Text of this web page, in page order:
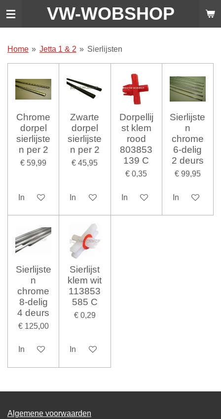
Ga
de
VW-WOBSHOP
Home » Jetta 1 & 2 » Sierlijsten
Chrome
dorpel
sierlijste
n per 2
€ 59,99
In winkelwagen
Zwarte
dorpel
sierlijste
n per 2
€ 45,95
In winkelwagen
Dorpellij
st klem
rood
803853
139 C
€ 0,35
In winkelwagen
Sierlijste
n
chrome
6-delig
2 deurs
€ 99,95
In
Sierlijste
n
chrome
8-delig
4 deurs
€ 125,00
In winkelwagen
Sierlijst
klem wit
113853
585 C
€ 0,29
In winkelwagen
Algemene voorwaarden